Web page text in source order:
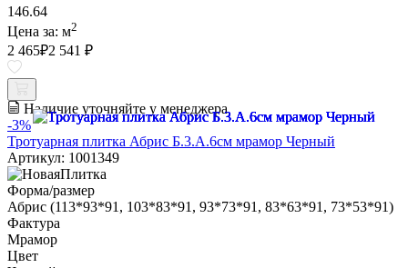
146.64
Цена за: м2
2 465₽2 541 ₽
Наличие уточняйте у менеджера
-3%
Тротуарная плитка Абрис Б.3.А.6см мрамор Черный
Артикул: 1001349
Форма/размер
Абрис (113*93*91, 103*83*91, 93*73*91, 83*63*91, 73*53*91)
Фактура
Мрамор
Цвет